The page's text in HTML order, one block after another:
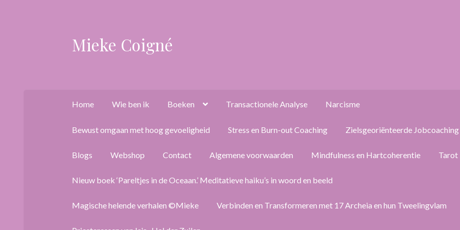
Ga
door
Ga
naar
Mieke Coigné
Home Wie ben ik Boeken Transactionele Analyse Narcisme
Bewust omgaan met hoog gevoeligheid Stress en Burn-out Coaching Zielsgeoriënteerde Jobcoaching
Blogs Webshop Contact Algemene voorwaarden Mindfulness en Hartcoherentie Tarot
Nieuw boek ‘Pareltjes in de Oceaan.’ Meditatieve haiku’s in woord en beeld
Magische helende verhalen ©Mieke Verbinden en Transformeren met 17 Archeia en hun Tweelingvlam